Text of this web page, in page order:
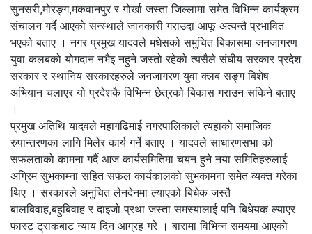
सुनसरी,मोरङ्ग,मकवानपुर र गोर्खा जस्ता जिल्लामा समेत विभिन्न कार्यक्रम
संचालन गर्दै आएको सन्स्थाले जानकारी गराउदा आफू अत्यन्तै प्रभावित
भएको बताए । नगर प्रमुख यादवले मधेसको समुचित बिकासमा जनजागरण
युवा कलबको योगदान नभैइ नहुने जस्तो रहेको त्यसैले संघीय सरकार प्रदेश
सरकार र स्थानिय सरकारहरुले जनजागरण युवा क्लब सङ्ग बिशेष
अभियान चलाएर यो प्रदेशकै विभिन्न छेत्रको बिकास गराउन सकिने बताए
।
प्रमुख अतिथि यादवले महागढिमाई नगरपालिकाले त्यहाको समाजिक
रुपान्तरणका लागि मिलेर कार्य गर्ने बताए । यादवले साधारणसभा को
सफलताको कामना गर्दै आज कार्यसमितिमा चयन हुने नया समितिहरुलाई
अग्रिम सुभकाम्ना सहित सफल कार्यकालको सुभकामना समेत व्यक्त गरेका
थिए । सरकारले अनुचित लेनदेनमा ल्याएको बिधेक जस्तै
बालबिवाह,बहुबिवाह र दाइजो प्रथा जस्ता समस्यालाई पनि बिधेयक ल्याएर
फास्ट ट्राकबाट न्याय दिन आग्रह गरे । बारामा विभिन्न समयमा आएको